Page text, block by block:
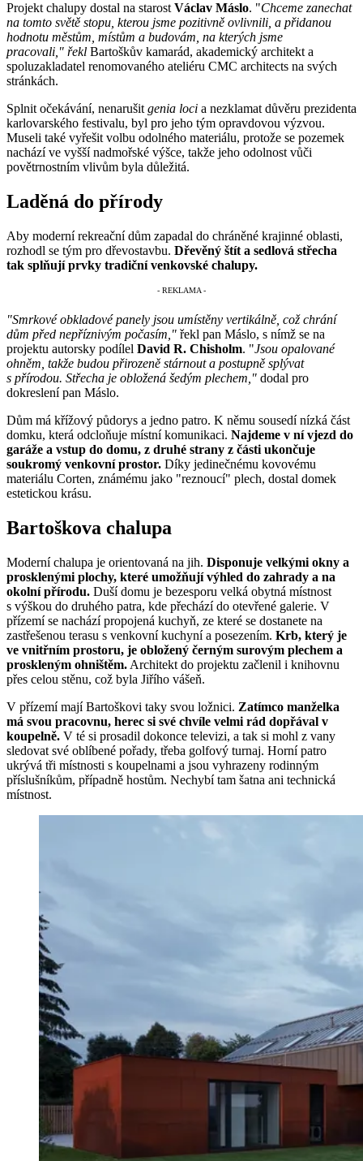
Projekt chalupy dostal na starost Václav Máslo. "Chceme zanechat
na tomto světě stopu, kterou jsme pozitivně ovlivnili, a přidanou
hodnotu městům, místům a budovám, na kterých jsme
pracovali," řekl Bartoškův kamarád, akademický architekt a
spoluzakladatel renomovaného ateliéru CMC architects na svých
stránkách.
Splnit očekávání, nenarušit genia loci a nezklamat důvěru prezidenta
karlovarského festivalu, byl pro jeho tým opravdovou výzvou.
Museli také vyřešit volbu odolného materiálu, protože se pozemek
nachází ve vyšší nadmořské výšce, takže jeho odolnost vůči
povětrnostním vlivům byla důležitá.
Laděná do přírody
Aby moderní rekreační dům zapadal do chráněné krajinné oblasti,
rozhodl se tým pro dřevostavbu. Dřevěný štít a sedlová střecha
tak splňují prvky tradiční venkovské chalupy.
"Smrkové obkladové panely jsou umístěny vertikálně, což chrání
dům před nepříznivým počasím," řekl pan Máslo, s nímž se na
projektu autorsky podílel David R. Chisholm. "Jsou opalované
ohněm, takže budou přirozeně stárnout a postupně splývat
s přírodou. Střecha je obložená šedým plechem," dodal pro
dokreslení pan Máslo.
Dům má křížový půdorys a jedno patro. K němu sousedí nízká část
domku, která odcloňuje místní komunikaci. Najdeme v ní vjezd do
garáže a vstup do domu, z druhé strany z části ukončuje
soukromý venkovní prostor. Díky jedinečnému kovovému
materiálu Corten, známému jako "reznoucí" plech, dostal domek
estetickou krásu.
Bartoškova chalupa
Moderní chalupa je orientovaná na jih. Disponuje velkými okny a
prosklenými plochy, které umožňují výhled do zahrady a na
okolní přírodu. Duší domu je bezesporu velká obytná místnost
s výškou do druhého patra, kde přechází do otevřené galerie. V
přízemí se nachází propojená kuchyň, ze které se dostanete na
zastřešenou terasu s venkovní kuchyní a posezením. Krb, který je
ve vnitřním prostoru, je obložený černým surovým plechem a
proskleným ohništěm. Architekt do projektu začlenil i knihovnu
přes celou stěnu, což byla Jiřího vášeň.
V přízemí mají Bartoškovi taky svou ložnici. Zatímco manželka
má svou pracovnu, herec si své chvíle velmi rád dopřával v
koupelně. V té si prosadil dokonce televizi, a tak si mohl z vany
sledovat své oblíbené pořady, třeba golfový turnaj. Horní patro
ukrývá tři místnosti s koupelnami a jsou vyhrazeny rodinným
příslušníkům, případně hostům. Nechybí tam šatna ani technická
místnost.